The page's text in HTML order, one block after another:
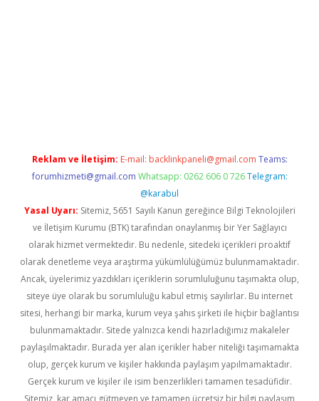
Reklam ve İletişim: E-mail: backlinkpaneli@gmail.com Teams:
forumhizmeti@gmail.com Whatsapp: 0262 606 0 726 Telegram:
@karabul
Yasal Uyarı: Sitemiz, 5651 Sayılı Kanun gereğince Bilgi Teknolojileri
ve İletişim Kurumu (BTK) tarafından onaylanmış bir Yer Sağlayıcı
olarak hizmet vermektedir. Bu nedenle, sitedeki içerikleri proaktif
olarak denetleme veya araştırma yükümlülüğümüz bulunmamaktadır.
Ancak, üyelerimiz yazdıkları içeriklerin sorumluluğunu taşımakta olup,
siteye üye olarak bu sorumluluğu kabul etmiş sayılırlar. Bu internet
sitesi, herhangi bir marka, kurum veya şahıs şirketi ile hiçbir bağlantısı
bulunmamaktadır. Sitede yalnızca kendi hazırladığımız makaleler
paylaşılmaktadır. Burada yer alan içerikler haber niteliği taşımamakta
olup, gerçek kurum ve kişiler hakkında paylaşım yapılmamaktadır.
Gerçek kurum ve kişiler ile isim benzerlikleri tamamen tesadüfidir.
Sitemiz, kar amacı gütmeyen ve tamamen ücretsiz bir bilgi paylaşım